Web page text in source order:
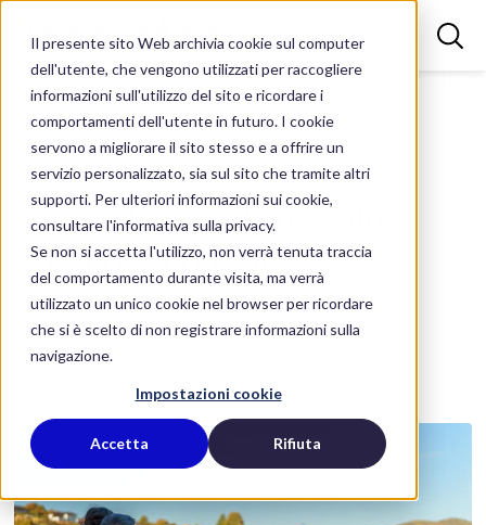
Il presente sito Web archivia cookie sul computer
dell'utente, che vengono utilizzati per raccogliere
informazioni sull'utilizzo del sito e ricordare i
comportamenti dell'utente in futuro. I cookie
servono a migliorare il sito stesso e a offrire un
servizio personalizzato, sia sul sito che tramite altri
supporti. Per ulteriori informazioni sui cookie,
consultare l'informativa sulla privacy.
Se non si accetta l'utilizzo, non verrà tenuta traccia
del comportamento durante visita, ma verrà
utilizzato un unico cookie nel browser per ricordare
che si è scelto di non registrare informazioni sulla
navigazione.
Impostazioni cookie
Accetta Rifiuta
Articoli
01/07/2024
Fotovoltaico, gli incentivi
2024 per i privati